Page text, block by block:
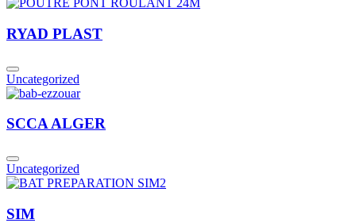
RYAD PLAST
Uncategorized
SCCA ALGER
Uncategorized
SIM